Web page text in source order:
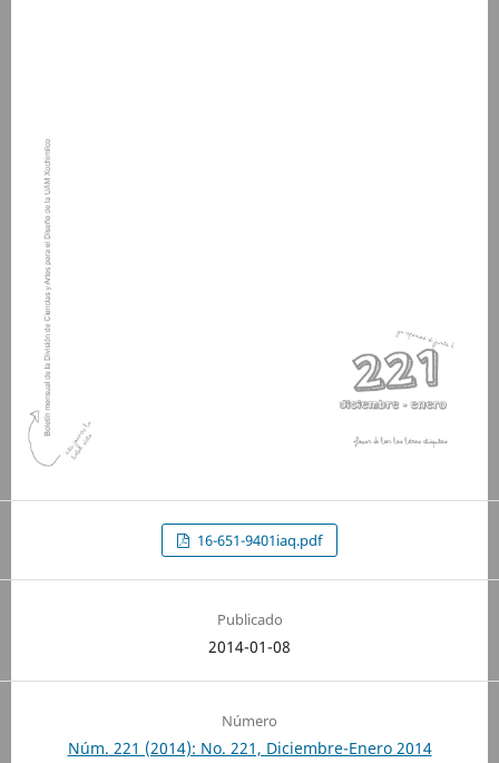
16-651-9401iaq.pdf
Publicado
2014-01-08
Número
Núm. 221 (2014): No. 221, Diciembre-Enero 2014